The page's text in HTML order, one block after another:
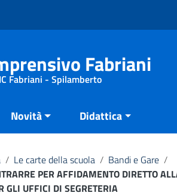
Fabriani
Fabriani - Spilamberto
Novità Didattica
/ Le carte della scuola / Bandi e Gare /
PER AFFIDAMENTO DIRETTO
GLI UFFICI DI SEGRETERIA